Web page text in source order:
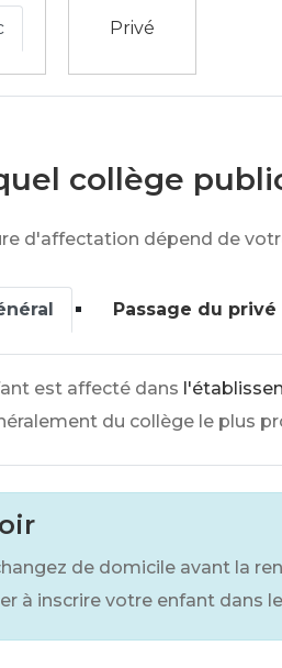
Privé
collège
d'affectation dépend de
Passage du
est affecté dans
du collège le plus
de domicile avant la
à inscrire votre enfant dans le